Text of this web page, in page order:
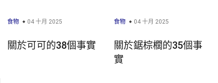
食物 04 十月 2025
關於可可的38個事實
食物 04 十月 2025
關於鋸棕櫚的35個事
實